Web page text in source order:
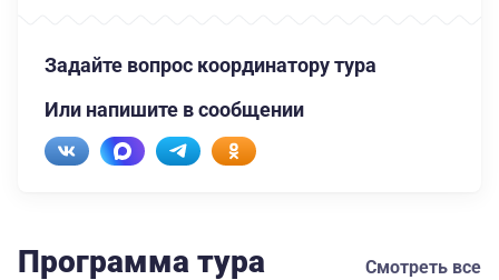
Задайте вопрос координатору тура
Или напишите в сообщении
Программа тура Смотреть все